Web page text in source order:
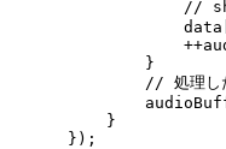
//
            }
// 処理し
        }
    });